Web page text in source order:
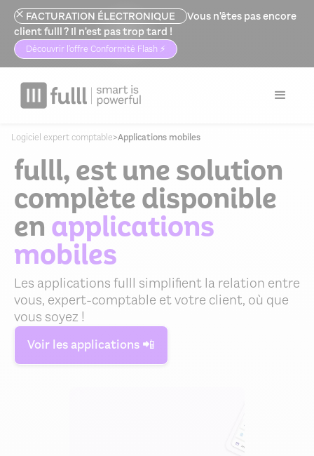
FACTURATION ÉLECTRONIQUE
Vous n'êtes pas encore
client fulll ? Il n'est pas trop tard !
Découvrir l'offre Conformité Flash ⚡️
Logiciel expert comptable>Applications mobiles
fulll, est une solution
complète disponible
en applications
mobiles
Les applications fulll simplifient la relation entre
vous, expert-comptable et votre client, où que
vous soyez !
Voir les applications 📲